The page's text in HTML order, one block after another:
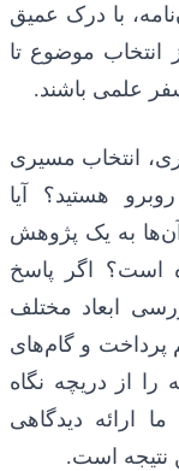
با درک عمیق
انتخاب موضوع تا
علمی باشند.
انتخاب مسیری
هستید؟ آیا
آن‌ها به یک پژوهش
است؟ اگر پاسخ
ابعاد مختلف
و گام‌های
از دریچه نگاه
ارائه دیدگاهی
نتیجه است.